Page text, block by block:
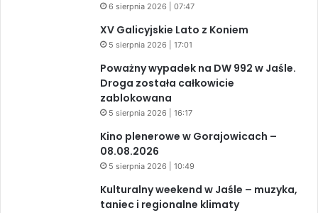
6 sierpnia 2026 | 07:47
XV Galicyjskie Lato z Koniem
5 sierpnia 2026 | 17:01
Poważny wypadek na DW 992 w Jaśle.
Droga została całkowicie
zablokowana
5 sierpnia 2026 | 16:17
Kino plenerowe w Gorajowicach –
08.08.2026
5 sierpnia 2026 | 10:49
Kulturalny weekend w Jaśle – muzyka,
taniec i regionalne klimaty